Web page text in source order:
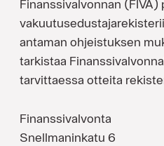
Finanssivalvonnan (FIVA)
antaman ohjeistuksen
tarkistaa
tarvittaessa otteita
Finanssivalvonta
Snellmaninkatu 6